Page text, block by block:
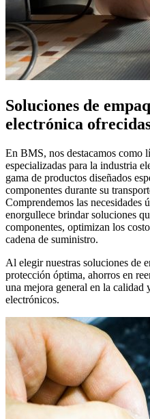
Soluciones de
electrónica
En BMS, nos destacamos como
especializadas para la industria
gama de productos diseñados
componentes durante su
Comprendemos las necesidades
enorgullece brindar soluciones
componentes, optimizan los
cadena de suministro.
Al elegir nuestras soluciones de
protección óptima, ahorros en
una mejora general en la
electrónicos.